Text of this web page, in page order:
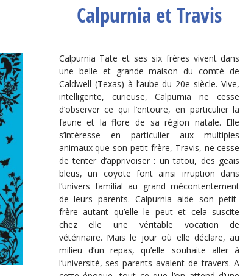
Calpurnia et Travis
Calpurnia Tate et ses six frères vivent dans
une belle et grande maison du comté de
Caldwell (Texas) à l’aube du 20e siècle. Vive,
intelligente, curieuse, Calpurnia ne cesse
d’observer ce qui l’entoure, en particulier la
faune et la flore de sa région natale. Elle
s’intéresse en particulier aux multiples
animaux que son petit frère, Travis, ne cesse
de tenter d’apprivoiser : un tatou, des geais
bleus, un coyote font ainsi irruption dans
l’univers familial au grand mécontentement
de leurs parents. Calpurnia aide son petit-
frère autant qu’elle le peut et cela suscite
chez elle une véritable vocation de
vétérinaire. Mais le jour où elle déclare, au
milieu d’un repas, qu’elle souhaite aller à
l’université, ses parents avalent de travers. A